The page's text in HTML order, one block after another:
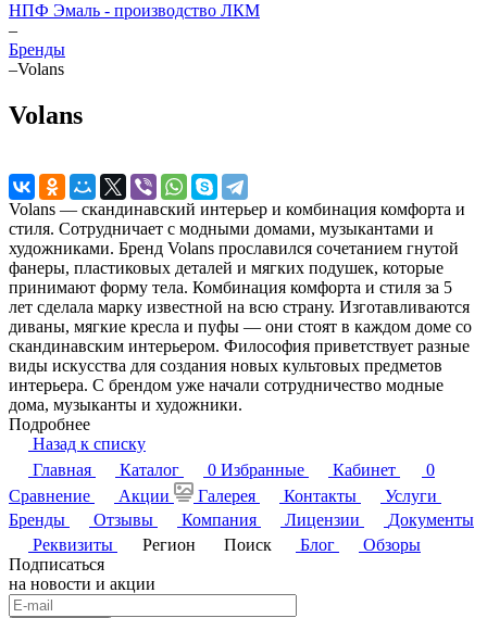
НПФ Эмаль - производство ЛКМ
–
Бренды
–Volans
Volans
Volans — скандинавский интерьер и комбинация комфорта и
стиля. Сотрудничает с модными домами, музыкантами и
художниками. Бренд Volans прославился сочетанием гнутой
фанеры, пластиковых деталей и мягких подушек, которые
принимают форму тела. Комбинация комфорта и стиля за 5
лет сделала марку известной на всю страну. Изготавливаются
диваны, мягкие кресла и пуфы — они стоят в каждом доме со
скандинавским интерьером. Философия приветствует разные
виды искусства для создания новых культовых предметов
интерьера. С брендом уже начали сотрудничество модные
дома, музыканты и художники.
Подробнее
Назад к списку
Главная
Каталог 0 Избранные Кабинет
0
Сравнение
Акции Галерея Контакты
Услуги
Бренды
Отзывы Компания Лицензии
Документы
Реквизиты
Регион Поиск Блог
Обзоры
Подписаться
на новости и акции